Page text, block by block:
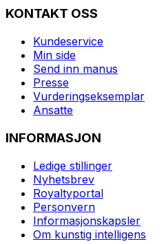
KONTAKT OSS
Kundeservice
Min side
Send inn manus
Presse
Vurderingseksemplar
Ansatte
INFORMASJON
Ledige stillinger
Nyhetsbrev
Royaltyportal
Personvern
Informasjonskapsler
Om kunstig intelligens